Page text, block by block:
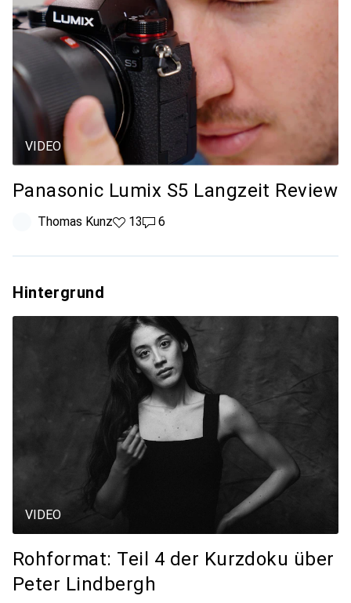
VIDEO
Panasonic Lumix S5 Langzeit Review
Thomas Kunz13 Likes
136 Kommentare
6
Hintergrund
VIDEO
Rohformat: Teil 4 der Kurzdoku über
Peter Lindbergh